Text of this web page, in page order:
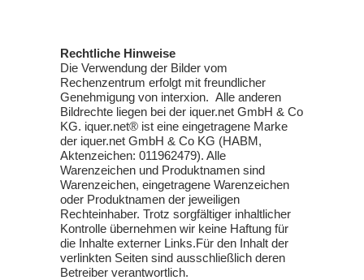
Rechtliche Hinweise
Die Verwendung der Bilder vom
Rechenzentrum erfolgt mit freundlicher
Genehmigung von interxion. Alle anderen
Bildrechte liegen bei der iquer.net GmbH & Co
KG. iquer.net® ist eine eingetragene Marke
der iquer.net GmbH & Co KG (HABM,
Aktenzeichen: 011962479). Alle
Warenzeichen und Produktnamen sind
Warenzeichen, eingetragene Warenzeichen
oder Produktnamen der jeweiligen
Rechteinhaber. Trotz sorgfältiger inhaltlicher
Kontrolle übernehmen wir keine Haftung für
die Inhalte externer Links.Für den Inhalt der
verlinkten Seiten sind ausschließlich deren
Betreiber verantwortlich.